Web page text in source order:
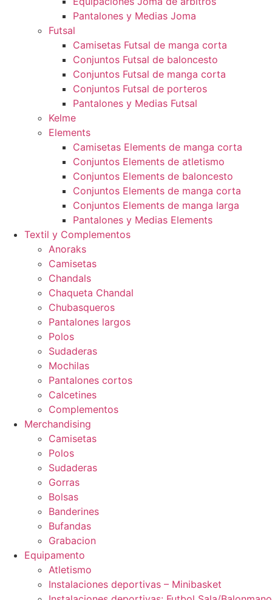
Pantalones y Medias Joma
Futsal
Camisetas Futsal de manga corta
Conjuntos Futsal de baloncesto
Conjuntos Futsal de manga corta
Conjuntos Futsal de porteros
Pantalones y Medias Futsal
Kelme
Elements
Camisetas Elements de manga corta
Conjuntos Elements de atletismo
Conjuntos Elements de baloncesto
Conjuntos Elements de manga corta
Conjuntos Elements de manga larga
Pantalones y Medias Elements
Textil y Complementos
Anoraks
Camisetas
Chandals
Chaqueta Chandal
Chubasqueros
Pantalones largos
Polos
Sudaderas
Mochilas
Pantalones cortos
Calcetines
Complementos
Merchandising
Camisetas
Polos
Sudaderas
Gorras
Bolsas
Banderines
Bufandas
Grabacion
Equipamento
Atletismo
Instalaciones deportivas – Minibasket